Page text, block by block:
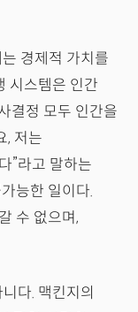
경제적 가치를
시스템은 인간
결정 모두 인간을
, 저는
”라고 말하는
능한 일이다.
수 없으며,
다. 맥킨지의